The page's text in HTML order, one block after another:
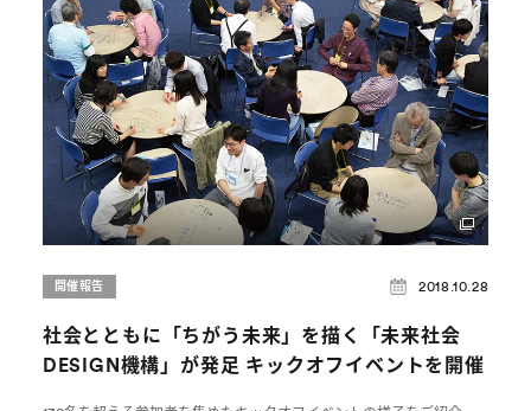
開催報告 2018.10.28
社会とともに「ちがう未来」を描く「未来社会
DESIGN機構」が発足 キックオフイベントを開催